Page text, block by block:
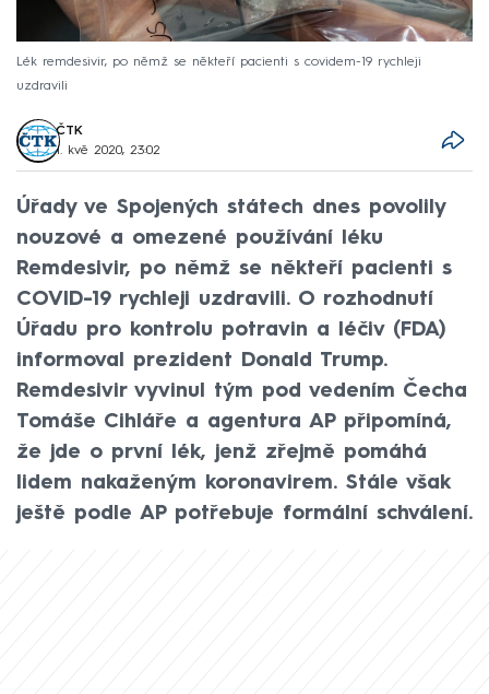
Lék remdesivir, po němž se někteří pacienti s covidem-19 rychleji
uzdravili
ČTK
1. kvě 2020, 23:02
Úřady ve Spojených státech dnes povolily
nouzové a omezené používání léku
Remdesivir, po němž se někteří pacienti s
COVID-19 rychleji uzdravili. O rozhodnutí
Úřadu pro kontrolu potravin a léčiv (FDA)
informoval prezident Donald Trump.
Remdesivir vyvinul tým pod vedením Čecha
Tomáše Cihláře a agentura AP připomíná,
že jde o první lék, jenž zřejmě pomáhá
lidem nakaženým koronavirem. Stále však
ještě podle AP potřebuje formální schválení.